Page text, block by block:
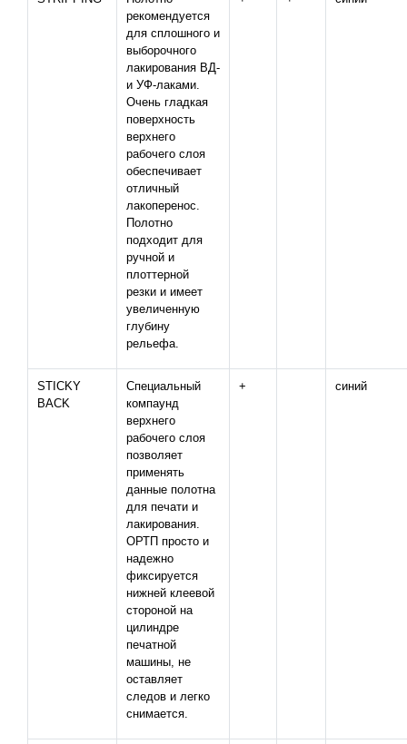
рекомендуется
для сплошного и
выборочного
лакирования ВД-
и УФ-лаками.
Очень гладкая
поверхность
верхнего
рабочего слоя
обеспечивает
отличный
лакоперенос.
Полотно
подходит для
ручной и
плоттерной
резки и имеет
увеличенную
глубину
рельефа.
STICKY
BACK
Специальный
компаунд
верхнего
рабочего слоя
позволяет
применять
данные полотна
для печати и
лакирования.
ОРТП просто и
надежно
фиксируется
нижней клеевой
стороной на
цилиндре
печатной
машины, не
оставляет
следов и легко
снимается.
+ синий